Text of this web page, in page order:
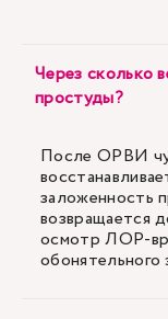
Через сколько
простуды?
После ОРВИ
заложенность
возвращается
осмотр ЛОР-
обонятельного